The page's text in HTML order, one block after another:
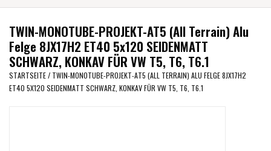
verfügbare
Ergebnis
auszuwählen.
Drücke
die
Viano /Vito 639
VW T7 2025
VW T6
TWIN-MONOTUBE-PROJEKT-AT5 (All Terrain) Alu
Felge 8JX17H2 ET40 5x120 SEIDENMATT
SCHWARZ, KONKAV FÜR VW T5, T6, T6.1
STARTSEITE/ TWIN-MONOTUBE-PROJEKT-AT5 (ALL TERRAIN) ALU FELGE 8JX17H2
ET40 5X120 SEIDENMATT SCHWARZ, KONKAV FÜR VW T5, T6, T6.1